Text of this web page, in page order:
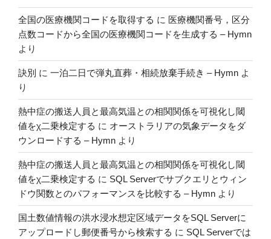
筋
断
面
積
に
う
影
響
す
る
か”
の
全国の医療機関コードを取得する に 医療機関番号，区分
点数コードから全国の医療機関コードを生成する – Hymn
より
訣別 に 一泊二日で弾丸直葬・相続放棄手続き – Hymn よ
り
熱中症の搬送人員と最高気温との相関関係を可視化し閾
値をχ二乗検定する に オーストラリアの気象データをダ
ウンロードする – Hymn より
熱中症の搬送人員と最高気温との相関関係を可視化し閾
値をχ二乗検定する に SQL Serverでサブクエリとウィン
ドウ関数とのパフォーマンスを比較する – Hymn より
国土数値情報の洪水浸水想定区域データをSQL Serverに
アップロードし郵便番号から検索する に SQL Serverでは